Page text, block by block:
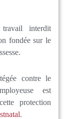
interdit
fondée sur le
contre le
est
protection
.